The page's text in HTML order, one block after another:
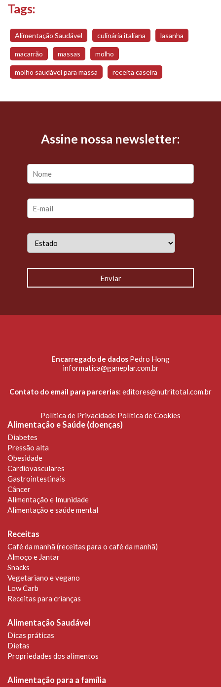
Tags:
Alimentação Saudável culinária italiana lasanha
macarrão massas molho
molho saudável para massa receita caseira
Assine nossa newsletter:
Encarregado de dados Pedro Hong
informatica@ganeplar.com.br
Contato do email para parcerias: editores@nutritotal.com.br
Política de Privacidade Política de Cookies
Alimentação e Saúde (doenças)
Diabetes
Pressão alta
Obesidade
Cardiovasculares
Gastrointestinais
Câncer
Alimentação e Imunidade
Alimentação e saúde mental
Receitas
Café da manhã (receitas para o café da manhã)
Almoço e Jantar
Snacks
Vegetariano e vegano
Low Carb
Receitas para crianças
Alimentação Saudável
Dicas práticas
Dietas
Propriedades dos alimentos
Alimentação para a família